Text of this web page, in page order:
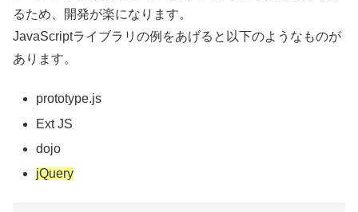
るため、開発が楽になります。
JavaScriptライブラリの例をあげると以下のようなものが
あります。
prototype.js
Ext JS
dojo
jQuery